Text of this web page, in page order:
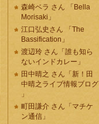
森崎ベラ さん 「Bella
Morisaki」
江口弘史さん 「The
Bassification」
渡辺玲 さん「誰も知ら
ないインドカレー」
田中晴之 さん「新！田
中晴之ライブ情報ブログ
」
町田謙介 さん「マチケ
ン通信」